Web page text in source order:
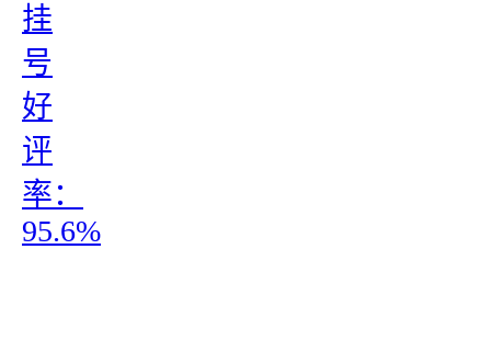
挂
号
好
评
率：
95.6%